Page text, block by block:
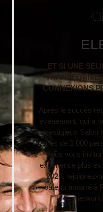
ET SI UNE
CONNEXIONS
Après le succès
événement, qui a
prestigieux Salon
près de 2 000
nous vous
expérience plus
2024, rejoignez-
bateau amarré à